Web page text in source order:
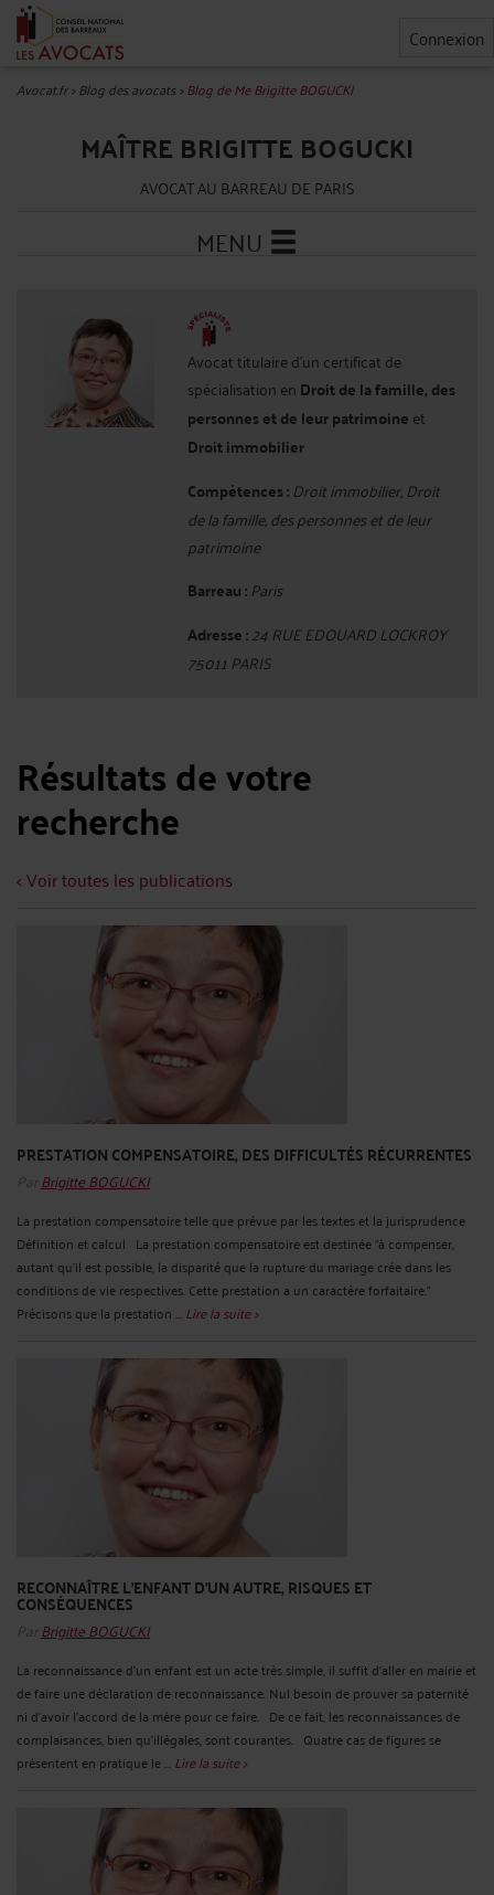
Connexion
Avocat.fr>Blog des avocats>Blog de Me Brigitte BOGUCKI
MAÎTRE BRIGITTE BOGUCKI
AVOCAT AU BARREAU DE PARIS
MENU
Avocat titulaire d'un certificat de
spécialisation en Droit de la famille, des
personnes et de leur patrimoine et
Droit immobilier
Compétences : Droit immobilier, Droit
de la famille, des personnes et de leur
patrimoine
Barreau : Paris
Adresse :24 RUE EDOUARD LOCKROY
75011 PARIS
Résultats de votre
recherche
< Voir toutes les publications
PRESTATION COMPENSATOIRE, DES DIFFICULTÉS RÉCURRENTES
Par Brigitte BOGUCKI
La prestation compensatoire telle que prévue par les textes et la jurisprudence
Définition et calcul La prestation compensatoire est destinée "à compenser,
autant qu'il est possible, la disparité que la rupture du mariage crée dans les
conditions de vie respectives. Cette prestation a un caractère forfaitaire."
Précisons que la prestation ... Lire la suite >
RECONNAÎTRE L'ENFANT D'UN AUTRE, RISQUES ET
CONSÉQUENCES
Par Brigitte BOGUCKI
La reconnaissance d'un enfant est un acte très simple, il suffit d'aller en mairie et
de faire une déclaration de reconnaissance. Nul besoin de prouver sa paternité
ni d'avoir l'accord de la mère pour ce faire. De ce fait, les reconnaissances de
complaisances, bien qu'illégales, sont courantes. Quatre cas de figures se
présentent en pratique le ... Lire la suite >